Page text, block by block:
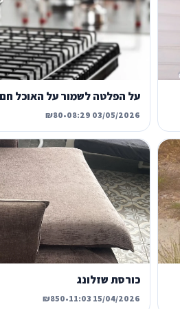
על הפלטה לשמור על האוכל
03/05/2026 08:29
•
₪80
כורסת שזלונג
15/04/2026 11:03
•
₪850